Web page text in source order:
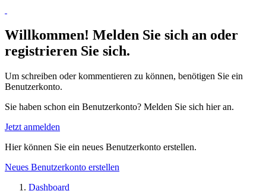
Willkommen! Melden Sie sich an oder
registrieren Sie sich.
Um schreiben oder kommentieren zu können, benötigen Sie ein
Benutzerkonto.
Sie haben schon ein Benutzerkonto? Melden Sie sich hier an.
Jetzt anmelden
Hier können Sie ein neues Benutzerkonto erstellen.
Neues Benutzerkonto erstellen
Dashboard